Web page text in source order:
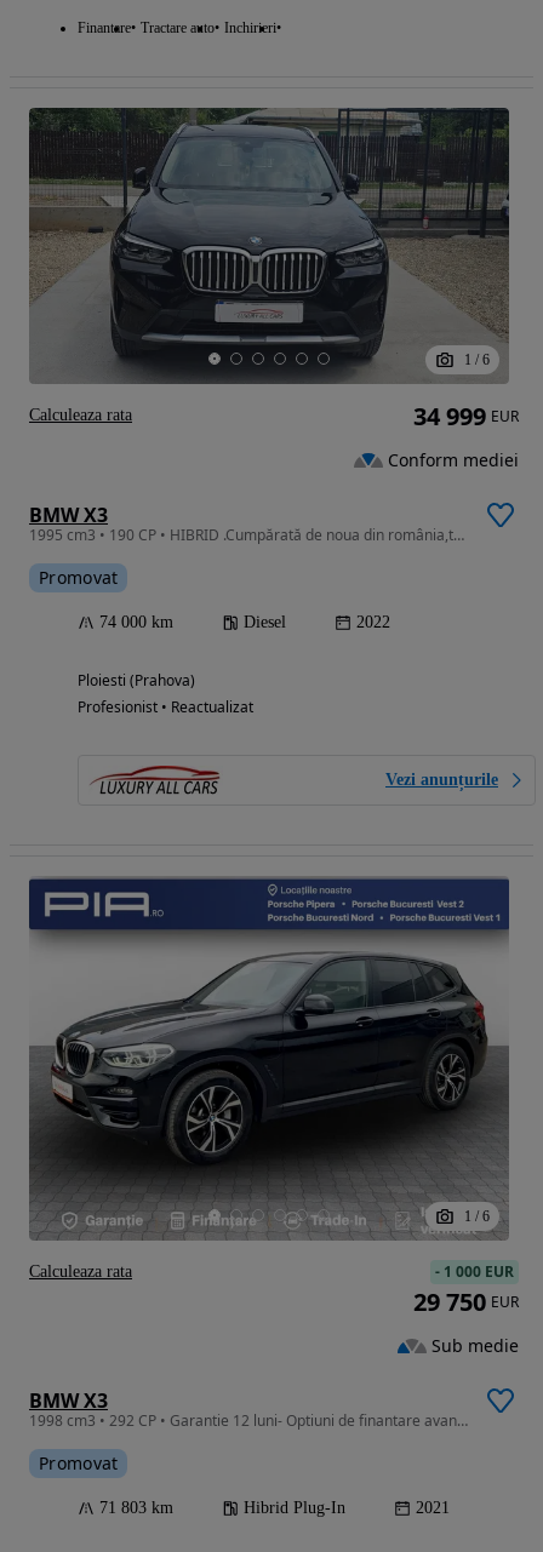
Finantare Tractare auto Inchirieri
1 / 6
BMW X3
1995 cm3 • 190 CP • HIBRID .Cumpărată de noua din românia,tva inclus si deductibil
Promovat
74 000 km Diesel 2022
Ploiesti (Prahova)
Profesionist • Reactualizat
Vezi anunțurile
34 999 EUR
Conform mediei
Calculeaza rata
1 / 6
BMW X3
1998 cm3 • 292 CP • Garantie 12 luni- Optiuni de finantare avantajoase
Promovat
71 803 km Hibrid Plug-In 2021
- 1 000 EUR
29 750 EUR
Sub medie
Calculeaza rata